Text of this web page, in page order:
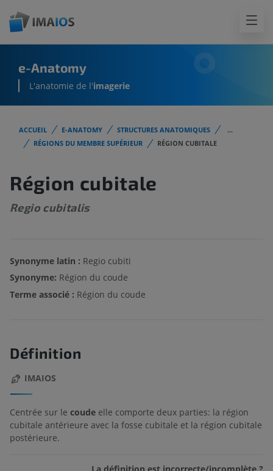
e-Anatomy
L'anatomie de l'imagerie
ACCUEIL E-ANATOMY STRUCTURES ANATOMIQUES
...
RÉGIONS DU MEMBRE SUPÉRIEUR
RÉGION CUBITALE
Région cubitale
Regio cubitalis
Synonyme latin : Regio cubiti
Synonyme: Région du coude
Terme associé : Région du coude
Définition
IMAIOS
Centrée sur le coude elle comporte deux parties: la région
cubitale antérieure avec la fosse cubitale et la région cubitale
postérieure.